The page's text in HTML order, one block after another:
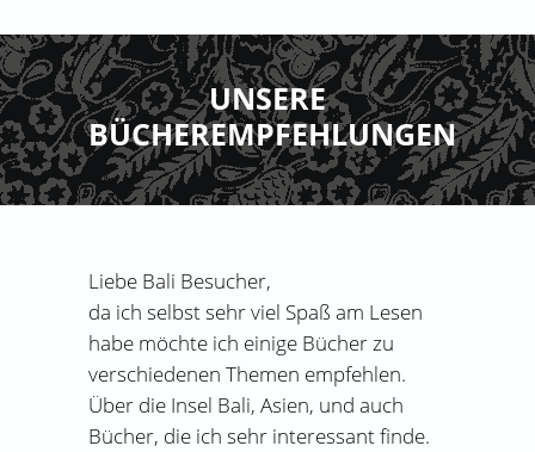
UNSERE
BÜCHEREMPFEHLUNGEN
Liebe Bali Besucher,
da ich selbst sehr viel Spaß am Lesen
habe möchte ich einige Bücher zu
verschiedenen Themen empfehlen.
Über die Insel Bali, Asien, und auch
Bücher, die ich sehr interessant finde.